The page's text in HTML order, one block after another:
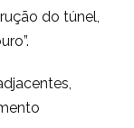
do túnel,